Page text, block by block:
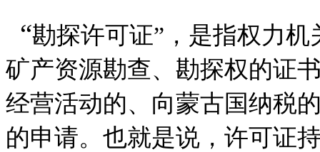
“勘探许可证”，是指权力
矿产资源勘查、勘探权的证
经营活动的、向蒙古国纳税
的申请。也就是说，许可证